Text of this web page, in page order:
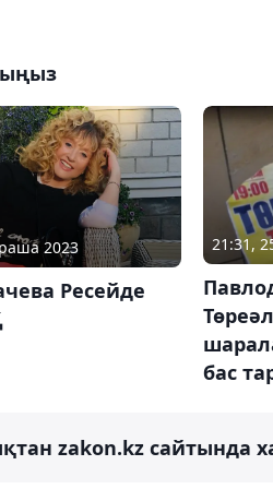
2023
Ресейде
21:31,
бас
zakon.kz сайтында